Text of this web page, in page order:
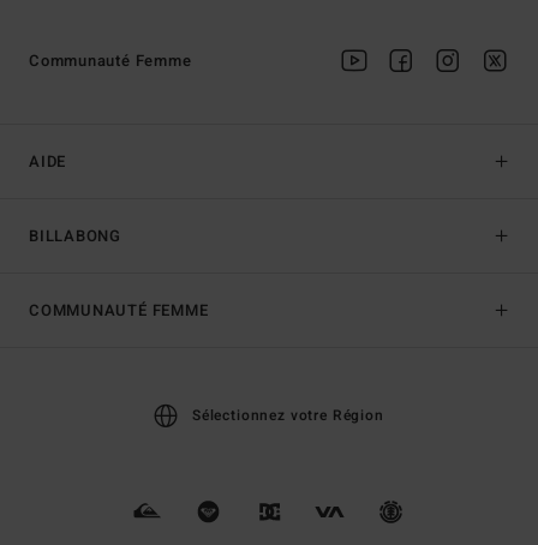
AIDE
BILLABONG
Communauté Femme
COMMUNAUTÉ FEMME
Sélectionnez votre Région